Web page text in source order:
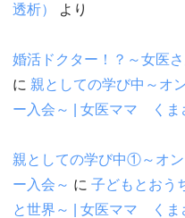
透析）
より
婚活ドクター！？～女医
に 親としての学び中～オ
ー入会～ | 女医ママ くま
親としての学び中①～オ
ー入会～ に 子どもとおう
と世界～ | 女医ママ くま